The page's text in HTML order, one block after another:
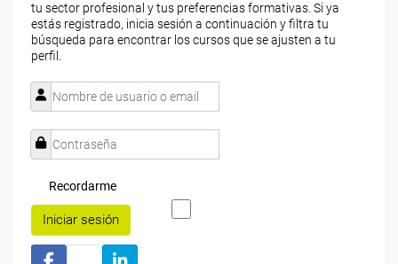
tu sector profesional y tus preferencias formativas. Si ya
estás registrado, inicia sesión a continuación y filtra tu
búsqueda para encontrar los cursos que se ajusten a tu
perfil.
Recordarme
Iniciar sesión